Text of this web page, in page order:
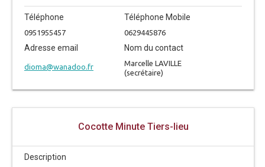
Téléphone
0951955457
Téléphone Mobile
0629445876
Adresse email
dioma@wanadoo.fr
Nom du contact
Marcelle LAVILLE
(secrétaire)
Cocotte Minute Tiers-lieu
Description